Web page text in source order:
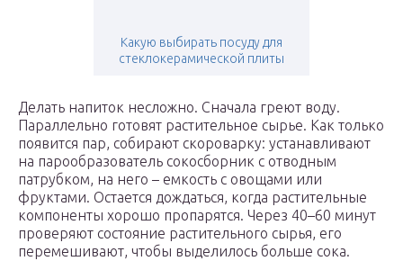
Какую выбирать посуду для
стеклокерамической плиты
Делать напиток несложно. Сначала греют воду.
Параллельно готовят растительное сырье. Как только
появится пар, собирают скороварку: устанавливают
на парообразователь сокосборник с отводным
патрубком, на него – емкость с овощами или
фруктами. Остается дождаться, когда растительные
компоненты хорошо пропарятся. Через 40–60 минут
проверяют состояние растительного сырья, его
перемешивают, чтобы выделилось больше сока.